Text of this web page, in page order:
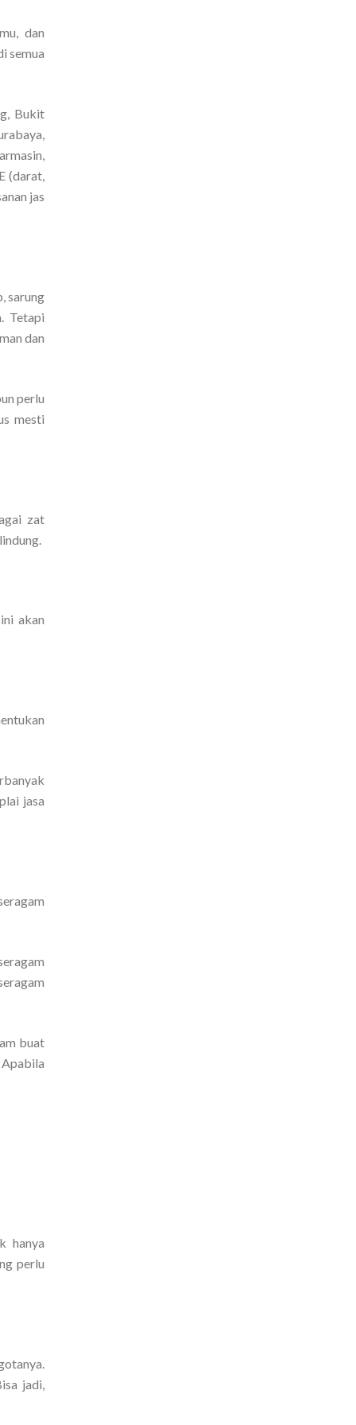
dan
semua
Bukit
(darat,
jas
sarung
Tetapi
dan
perlu
mesti
zat
akan
jasa
buat
hanya
perlu
jadi,